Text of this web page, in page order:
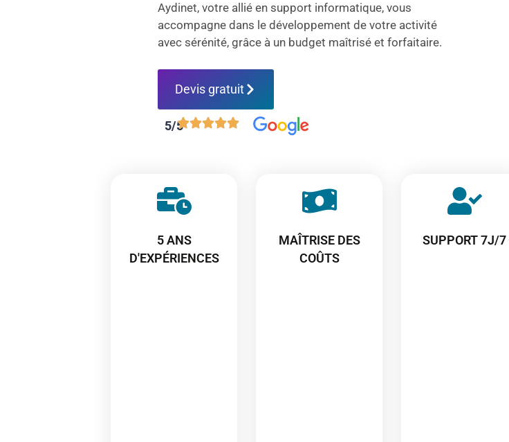
Aydinet, votre allié en support informatique, vous
accompagne dans le développement de votre activité
avec sérénité, grâce à un budget maîtrisé et forfaitaire.
Devis gratuit
5/5
5 ANS
D'EXPÉRIENCES
MAÎTRISE DES
COÛTS
SUPPORT 7J/7